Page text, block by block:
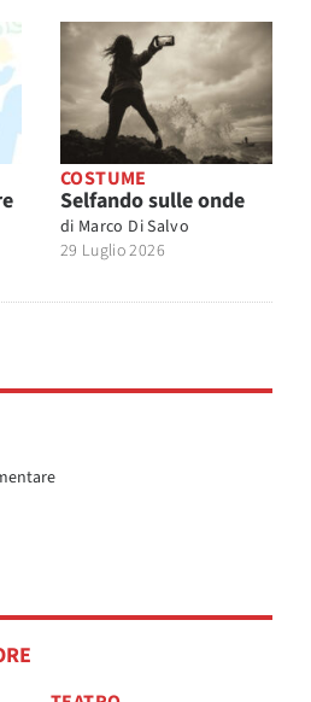
COSTUME
Selfando sulle onde
di Marco Di Salvo
29 Luglio 2026